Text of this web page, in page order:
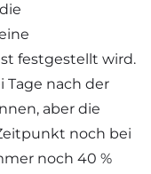
festgestellt wird.
Tage nach der
aber die
noch bei
noch 40 %